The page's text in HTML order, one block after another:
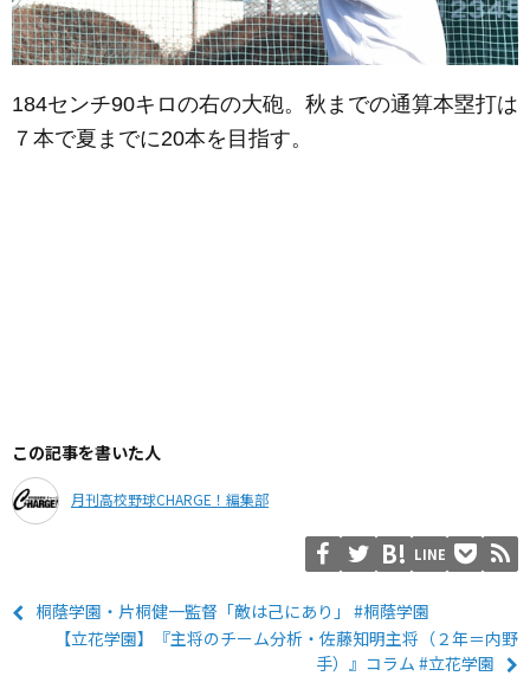
184センチ90キロの右の大砲。秋までの通算本塁打は
７本で夏までに20本を目指す。
この記事を書いた人
月刊高校野球CHARGE！編集部
LINE
桐蔭学園・片桐健一監督「敵は己にあり」 #桐蔭学園
【立花学園】『主将のチーム分析・佐藤知明主将（２年＝内野
手）』コラム #立花学園